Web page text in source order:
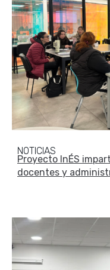
NOTICIAS
Proyecto InÉS
docentes y